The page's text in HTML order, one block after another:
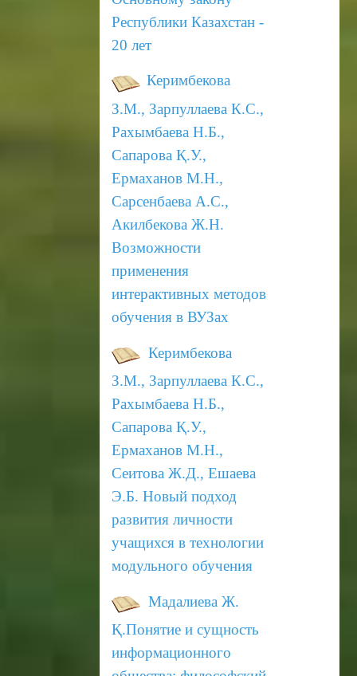
Республики Казахстан -
20 лет
Керимбекова
З.М., Зарпуллаева К.С.,
Рахымбаева Н.Б.,
Сапарова Қ.У.,
Ермаханов М.Н.,
Сарсенбаева А.С.,
Акилбекова Ж.Н.
Возможности
применения
интерактивных методов
обучения в ВУЗах
Керимбекова
З.М., Зарпуллаева К.С.,
Рахымбаева Н.Б.,
Сапарова Қ.У.,
Ермаханов М.Н.,
Сеитова Ж.Д., Ешаева
Э.Б. Новый подход
развития личности
учащихся в технологии
модульного обучения
Мадалиева Ж.
Қ.Понятие и сущность
информационного